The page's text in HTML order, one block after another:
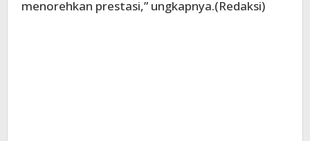
menorehkan prestasi,” ungkapnya.(Redaksi)